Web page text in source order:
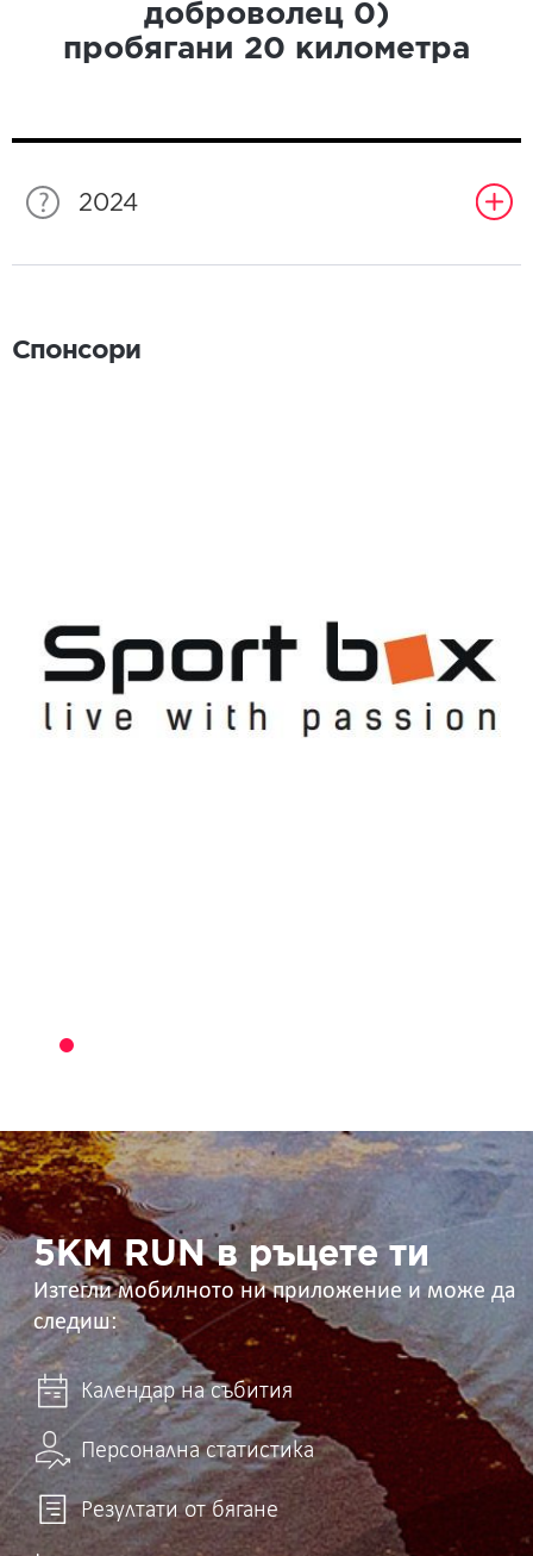
доброволец 0)
пробягани 20 километра
2024
Спонсори
5KM
RUN
в
ръцете
ти 5KM RUN в ръцете ти
Изтегли мобилното ни приложение и може да
следиш:
Календар на събития
Персонална статистика
Резултати от бягане